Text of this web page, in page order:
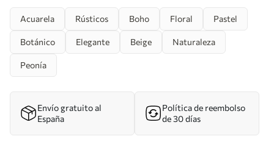
Acuarela Rústicos Boho Floral Pastel
Botánico Elegante Beige Naturaleza
Peonía
Envío gratuito al
España
Política de reembolso
de 30 días